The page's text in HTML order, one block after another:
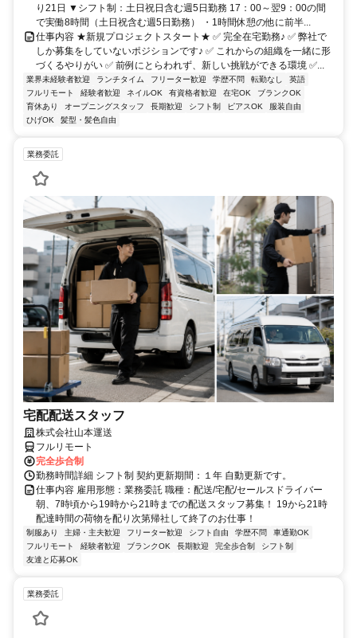
り21日 ▼シフト制：土日祝日含む週5日勤務 17：00～翌9：00の間
で実働8時間（土日祝含む週5日勤務） ・1時間休憩の他に前半...
仕事内容 ★新規プロジェクトスタート★ ✅ 完全在宅勤務♪ ✅ 弊社で
しか募集をしていないポジションです♪ ✅ これからの組織を一緒に形
づくるやりがい ✅ 前例にとらわれず、新しい挑戦ができる環境 ✅...
業界未経験者歓迎 ランチタイム フリーター歓迎 学歴不問 転勤なし
英語
フルリモート
経験者歓迎 ネイルOK 有資格者歓迎 在宅OK
ブランクOK
育休あり
オープニングスタッフ 長期歓迎 シフト制 ピアスOK
服装自由
ひげOK
髪型・髪色自由
業務委託
宅配配送スタッフ
株式会社山本運送
フルリモート
完全歩合制
勤務時間詳細 シフト制 契約更新期間：１年 自動更新です。
仕事内容 雇用形態：業務委託 職種：配送/宅配/セールスドライバー
朝、7時頃から19時から21時までの配送スタッフ募集！ 19から21時
配達時間の荷物を配り次第帰社して終了のお仕事！
制服あり 主婦・主夫歓迎 フリーター歓迎 シフト自由 学歴不問
車通勤OK
フルリモート
経験者歓迎 ブランクOK 長期歓迎 完全歩合制
シフト制
友達と応募OK
業務委託